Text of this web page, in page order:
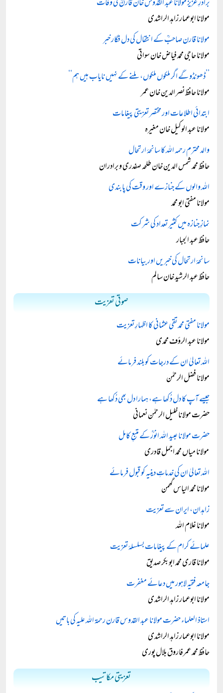
برادرِ عزیز مولانا عبد القدوس خان قارنؒ کی وفات
مولانا ابوعمار زاہد الراشدی
مولانا قارن صاحبؒ کے انتقال کی دل فگار خبر
مولانا حاجی محمد فیاض خان سواتی
’’ڈھونڈو گے اگر ملکوں ملکوں، ملنے کے نہیں نایاب ہیں ہم‘‘
مولانا حافظ نصر الدین خان عمر
ابتدائی اطلاعات اور مختصر تعزیتی پیغامات
مولانا عبد الوکیل خان مغیرہ
والد محترم رحمہ اللہ کا سانحۂ ارتحال
حافظ محمد شمس الدین خان طلحہ صفدری و برادران
اللہ والوں کے جنازے اور وقت کی پابندی
مولانا مفتی ابو محمد
نمازِ جنازہ میں کثیر تعداد کی شرکت
حافظ عبد الجبار
سانحۂ ارتحال کی خبریں اور بیانات
حافظ عبد الرشید خان سالم
صوتی تعزیت
مولانا مفتی محمد تقی عثمانی کا اظہارِ تعزیت
مولانا عبد الرؤف محمدی
اللہ تعالیٰ ان کے درجات کو بلند فرمائے
مولانا فضل الرحمٰن
جیسے آپ کا دل دُکھا ہے، ہمارا دل بھی دُکھا ہے
حضرت مولانا خلیل الرحمٰن نعمانی
حضرت مولانا عبید اللہ انورؒ کے متبعِ کامل
مولانا میاں محمد اجمل قادری
اللہ تعالیٰ ان کی خدماتِ دینیہ کو قبول فرمائے
مولانا محمد الیاس گھمن
زاہدان، ایران سے تعزیت
مولانا غلام اللہ
علمائے کرام کے پیغامات بسلسلۂ تعزیت
مولانا قاری محمد ابوبکر صدیق
جامعہ فتحیہ لاہور میں دعائے مغفرت
مولانا ابوعمار زاہد الراشدی
استاذ العلماء حضرت مولانا عبد القدوس قارن رحمۃ اللہ علیہ کی باتیں
مولانا ابوعمار زاہد الراشدی
حافظ محمد عمرفاروق بلال پوری
تعزیتی مکاتیب